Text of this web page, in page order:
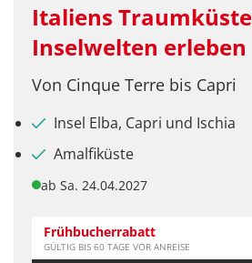
Italiens
Inselwelten erleben
Von Cinque Terre bis Capri
Insel Elba, Capri und Ischia
Amalfiküste
ab Sa. 24.04.2027
Frühbucherrabatt
GÜLTIG BIS 60 TAGE VOR ANREISE